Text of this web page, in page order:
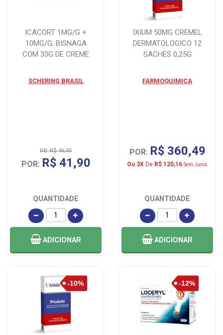
ICACORT 1MG/G +
10MG/G, BISNAGA
COM 30G DE CREME
SCHERING BRASIL
DE: R$ 46,55
POR: R$ 41,90
QUANTIDADE
ADICIONAR
IXIUM 50MG CREMEL
DERMATOLOGICO 12
SACHES 0,25G
FARMOQUIMICA
POR: R$ 360,49
Ou 3X De R$ 120,16 Sem Juros
QUANTIDADE
ADICIONAR